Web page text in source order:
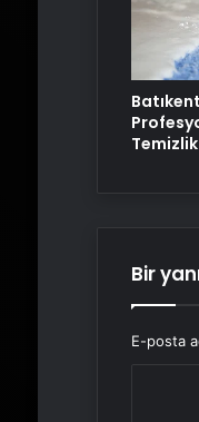
Bir
E-posta